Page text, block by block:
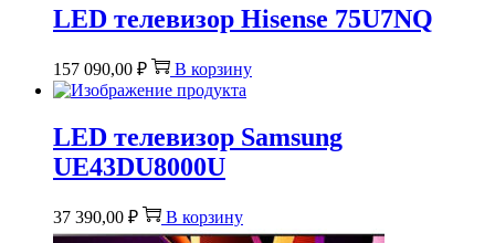
LED телевизор Hisense 75U7NQ
157 090,00 ₽ В корзину
LED телевизор Samsung
UE43DU8000U
37 390,00 ₽ В корзину